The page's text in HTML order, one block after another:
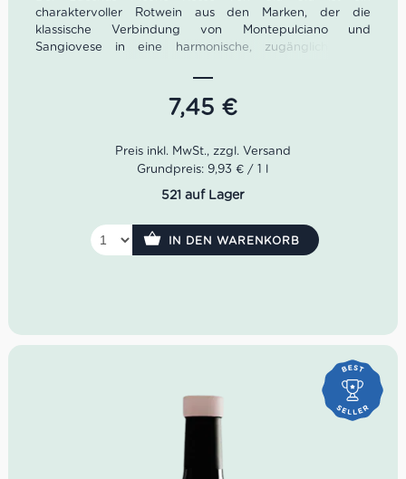
charaktervoller Rotwein aus den Marken, der die
klassische Verbindung von Montepulciano und
Sangiovese in eine harmonische, zugängliche und
tiefes Rubinrot mit violettem Schimmer, im Duft fruchtige
und florale Noten mit angenehm weinigem Ausdruck. Ein
trockener, ausgewogener Bio-Rotwein für alle, die
Idealer Versandkarton: 21 Flaschen
7,45 €
Grundpreis: 9,93 € / 1 l
521 auf Lager
IN DEN WARENKORB